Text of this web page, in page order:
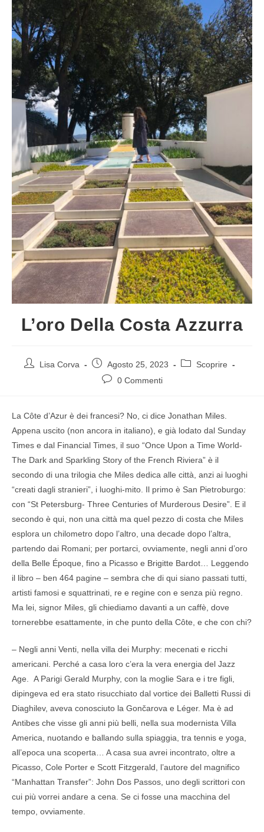
L’oro Della Costa Azzurra
Lisa Corva Agosto 25, 2023
Scoprire
0 Commenti
La Côte d’Azur è dei francesi? No, ci dice Jonathan Miles.
Appena uscito (non ancora in italiano), e già lodato dal Sunday
Times e dal Financial Times, il suo “Once Upon a Time World-
The Dark and Sparkling Story of the French Riviera” è il
secondo di una trilogia che Miles dedica alle città, anzi ai luoghi
“creati dagli stranieri”, i luoghi-mito. Il primo è San Pietroburgo:
con “St Petersburg- Three Centuries of Murderous Desire”. E il
secondo è qui, non una città ma quel pezzo di costa che Miles
esplora un chilometro dopo l’altro, una decade dopo l’altra,
partendo dai Romani; per portarci, ovviamente, negli anni d’oro
della Belle Époque, fino a Picasso e Brigitte Bardot… Leggendo
il libro – ben 464 pagine – sembra che di qui siano passati tutti,
artisti famosi e squattrinati, re e regine con e senza più regno.
Ma lei, signor Miles, gli chiediamo davanti a un caffè, dove
tornerebbe esattamente, in che punto della Côte, e che con chi?
– Negli anni Venti, nella villa dei Murphy: mecenati e ricchi
americani. Perché a casa loro c’era la vera energia del Jazz
Age. A Parigi Gerald Murphy, con la moglie Sara e i tre figli,
dipingeva ed era stato risucchiato dal vortice dei Balletti Russi di
Diaghilev, aveva conosciuto la Gončarova e Léger. Ma è ad
Antibes che visse gli anni più belli, nella sua modernista Villa
America, nuotando e ballando sulla spiaggia, tra tennis e yoga,
all’epoca una scoperta… A casa sua avrei incontrato, oltre a
Picasso, Cole Porter e Scott Fitzgerald, l’autore del magnifico
“Manhattan Transfer”: John Dos Passos, uno degli scrittori con
cui più vorrei andare a cena. Se ci fosse una macchina del
tempo, ovviamente.